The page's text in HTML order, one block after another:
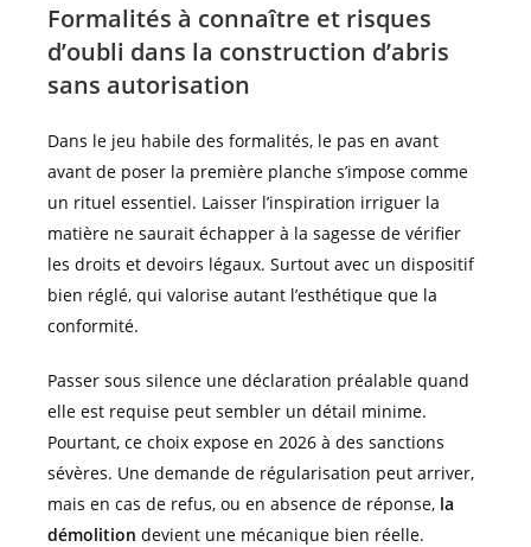
Formalités à connaître et risques
d’oubli dans la construction d’abris
sans autorisation
Dans le jeu habile des formalités, le pas en avant
avant de poser la première planche s’impose comme
un rituel essentiel. Laisser l’inspiration irriguer la
matière ne saurait échapper à la sagesse de vérifier
les droits et devoirs légaux. Surtout avec un dispositif
bien réglé, qui valorise autant l’esthétique que la
conformité.
Passer sous silence une déclaration préalable quand
elle est requise peut sembler un détail minime.
Pourtant, ce choix expose en 2026 à des sanctions
sévères. Une demande de régularisation peut arriver,
mais en cas de refus, ou en absence de réponse, la
démolition devient une mécanique bien réelle.